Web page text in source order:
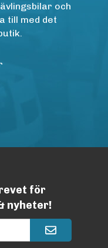
och
till med det
för
nyheter!